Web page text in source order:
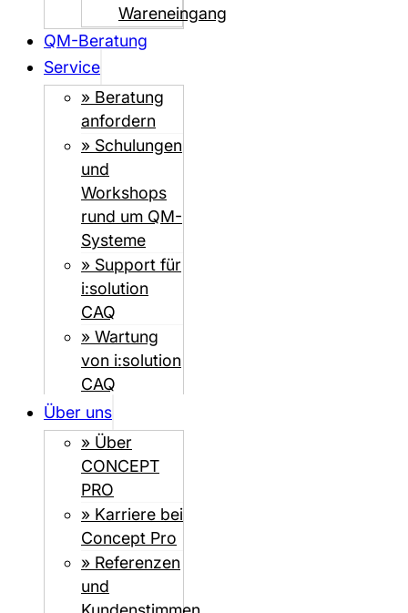
Wareneingang
QM-Beratung
Service
» Beratung
anfordern
» Schulungen
und
Workshops
rund um QM-
Systeme
» Support für
i:solution
CAQ
» Wartung
von i:solution
CAQ
Über uns
» Über
CONCEPT
PRO
» Karriere bei
Concept Pro
» Referenzen
und